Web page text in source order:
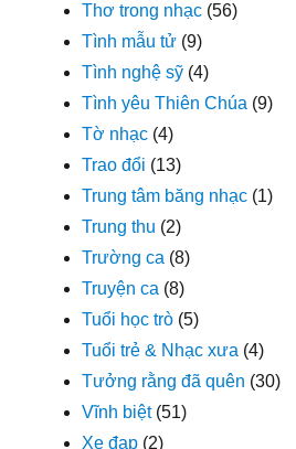
Thơ trong nhạc (56)
Tình mẫu tử (9)
Tình nghệ sỹ (4)
Tình yêu Thiên Chúa (9)
Tờ nhạc (4)
Trao đổi (13)
Trung tâm băng nhạc (1)
Trung thu (2)
Trường ca (8)
Truyện ca (8)
Tuổi học trò (5)
Tuổi trẻ & Nhạc xưa (4)
Tưởng rằng đã quên (30)
Vĩnh biệt(51)
Xe đạp (2)